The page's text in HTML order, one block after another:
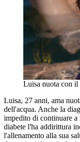
Luisa nuota con
Luisa, 27 anni, ama
dell'acqua. Anche la
impedito di continuare a
diabete l'ha addirittura
l'allenamento alla sua